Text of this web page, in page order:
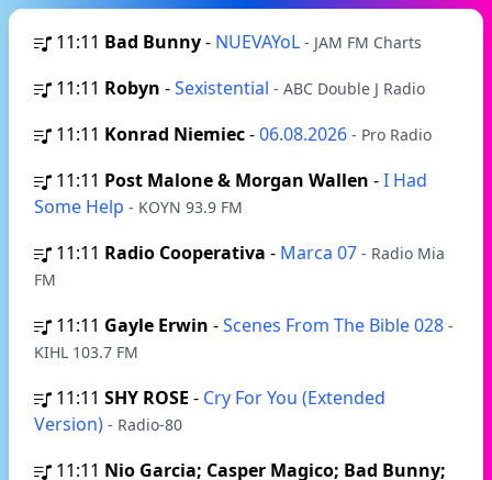
11:11 Bad Bunny- NUEVAYoL - JAM FM Charts
11:11 Robyn -Sexistential - ABC Double J Radio
11:11 Konrad Niemiec-06.08.2026 - Pro Radio
11:11 Post Malone & Morgan Wallen -I Had
Some Help - KOYN 93.9 FM
11:11 Radio Cooperativa - Marca 07 - Radio Mia
FM
11:11 Gayle Erwin -Scenes From The Bible 028 -
KIHL 103.7 FM
11:11 SHY ROSE - Cry For You (Extended
Version) - Radio-80
11:11 Nio Garcia; Casper Magico; Bad Bunny;